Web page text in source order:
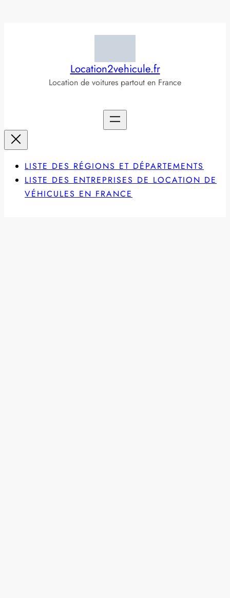
Location2vehicule.fr
Location de voitures partout en France
LISTE DES RÉGIONS ET DÉPARTEMENTS
LISTE DES ENTREPRISES DE LOCATION DE
VÉHICULES EN FRANCE